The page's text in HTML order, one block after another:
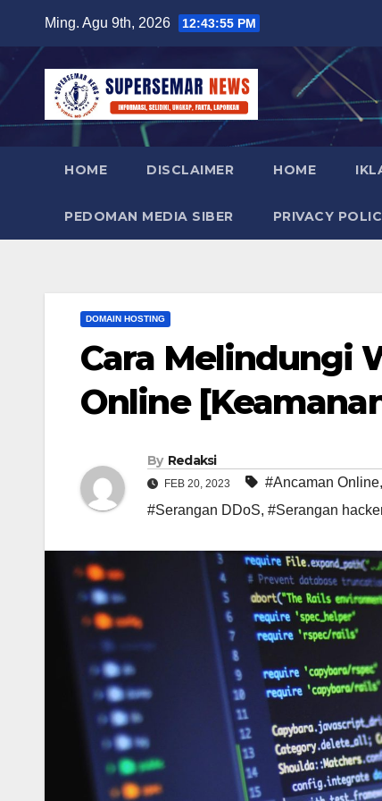
content
Ming. Agu 9th, 2026 12:43:57 PM
HOME DISCLAIMER HOME
PEDOMAN MEDIA SIBER PRIVACY
DOMAIN HOSTING
Cara Melindungi
Online
By Redaksi
FEB 20, 2023 #Ancaman Online,
#Serangan DDoS, #Serangan